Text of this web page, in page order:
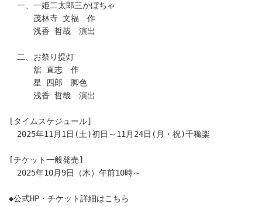
一、一姫二太郎三かぼちゃ
茂林寺 文福　作
浅香 哲哉　演出
二、お祭り提灯
舘 直志　作
星 四郎　脚色
浅香 哲哉　演出
[タイムスケジュール]
2025年11月1日(土)初日～11月24日(月・祝)千穐楽
[チケット一般発売]
2025年10月9日（木）午前10時～
◆公式HP・チケット詳細はこちら